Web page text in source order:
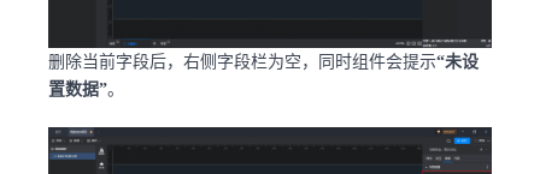
删除当前字段后，右侧字段栏为空，同时组件会提示“未设
置数据”。